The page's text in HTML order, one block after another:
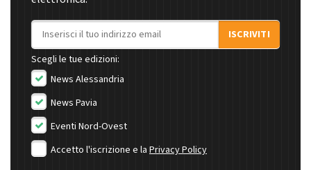
Indirizzo email
ISCRIVITI
Scegli le tue edizioni:
News Alessandria
News Pavia
Eventi Nord-Ovest
Accetto l'iscrizione e la Privacy Policy